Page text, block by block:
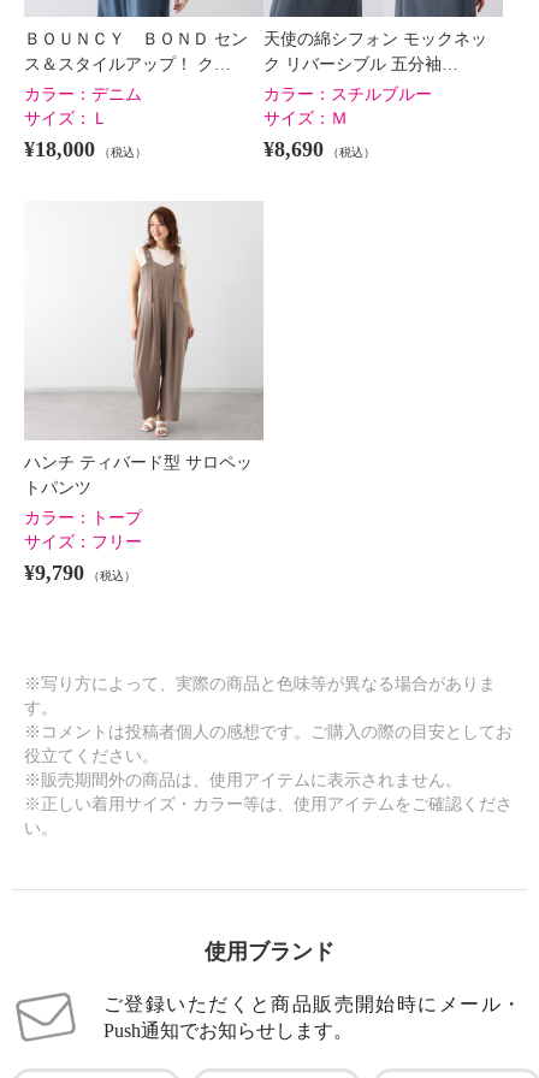
ＢＯＵＮＣＹ ＢＯＮＤ セン
ス＆スタイルアップ！ ク…
カラー： デニム
サイズ：
Ｌ
¥18,000 （税込）
天使の綿シフォン モックネッ
ク リバーシブル 五分袖…
カラー： スチルブルー
サイズ： Ｍ
¥8,690 （税込）
ハンチ ティバード型 サロペッ
トパンツ
カラー：
トープ
サイズ： フリー
¥9,790 （税込）
※写り方によって、実際の商品と色味等が異なる場合がありま
す。
※コメントは投稿者個人の感想です。ご購入の際の目安としてお
役立てください。
※販売期間外の商品は、使用アイテムに表示されません。
※正しい着用サイズ・カラー等は、使用アイテムをご確認くださ
い。
使用ブランド
ご登録いただくと商品販売開始時にメール・
Push通知でお知らせします。